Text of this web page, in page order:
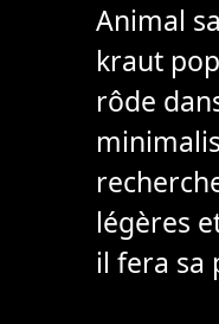
Animal
kraut
rôde
légères
il fera sa